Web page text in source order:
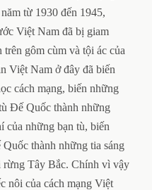
từ 1930 đến 1945,
Việt Nam đã bị giam
gôm cùm và tội ác của
Việt Nam ở đây đã biến
cách mạng, biến những
Đế Quốc thành những
của những bạn tù, biến
thành những tia sáng
rừng Tây Bắc. Chính vì vậy
nôi của cách mạng Việt